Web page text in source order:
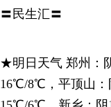
〓民生汇〓
★明日天气 郑州：
16℃/8℃，平顶山